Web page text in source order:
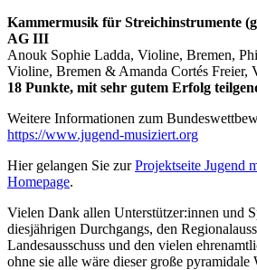
Kammermusik für Streichinstrumente
AG III
Anouk Sophie Ladda, Violine, Bremen,
Violine, Bremen & Amanda Cortés Freier,
18 Punkte, mit sehr gutem Erfolg
Weitere Informationen zum
https://www.jugend-musiziert.org
Hier gelangen Sie zurProjektseite Jugend
Homepage.
Vielen Dank allen Unterstützer:innen und
diesjährigen Durchgangs, den
Landesausschuss und den vielen
ohne sie alle wäre dieser große pyramidale